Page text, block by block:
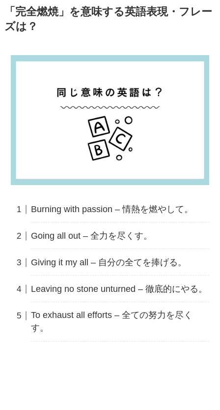
「完全燃焼」を意味する英語表現・フレー
ズは？
Burning with passion – 情熱を燃やして。
Going all out – 全力を尽くす。
Giving it my all – 自分の全てを捧げる。
Leaving no stone unturned – 徹底的にやる。
To exhaust all efforts – 全ての努力を尽く
す。